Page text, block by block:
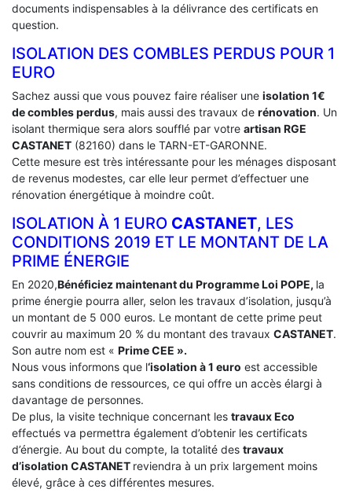
documents indispensables à la délivrance des certificats en
question.
ISOLATION DES COMBLES PERDUS POUR 1
EURO
Sachez aussi que vous pouvez faire réaliser une isolation 1€
de combles perdus, mais aussi des travaux de rénovation. Un
isolant thermique sera alors soufflé par votre artisan RGE
CASTANET (82160) dans le TARN-ET-GARONNE.
Cette mesure est très intéressante pour les ménages disposant
de revenus modestes, car elle leur permet d’effectuer une
rénovation énergétique à moindre coût.
ISOLATION À 1 EURO CASTANET, LES
CONDITIONS 2019 ET LE MONTANT DE LA
PRIME ÉNERGIE
En 2020,Bénéficiez maintenant du Programme Loi POPE, la
prime énergie pourra aller, selon les travaux d’isolation, jusqu’à
un montant de 5 000 euros. Le montant de cette prime peut
couvrir au maximum 20 % du montant des travaux CASTANET.
Son autre nom est « Prime CEE ».
Nous vous informons que l‘isolation à 1 euro est accessible
sans conditions de ressources, ce qui offre un accès élargi à
davantage de personnes.
De plus, la visite technique concernant les travaux Eco
effectués va permettra également d’obtenir les certificats
d’énergie. Au bout du compte, la totalité des travaux
d’isolation CASTANET reviendra à un prix largement moins
élevé, grâce à ces différentes mesures.